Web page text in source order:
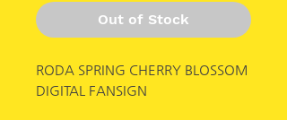
Out of Stock
RODA SPRING CHERRY BLOSSOM
DIGITAL FANSIGN